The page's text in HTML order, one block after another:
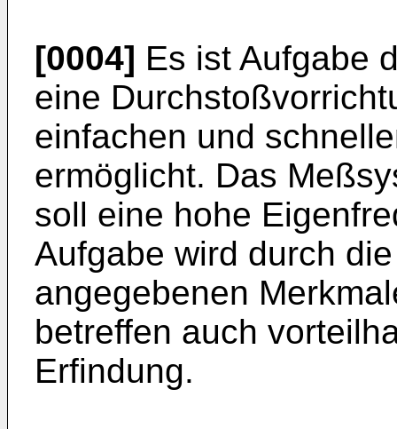
[0004] Es ist Aufgabe
eine
einfachen und
ermöglicht. Das
soll eine hohe
Aufgabe wird durch
angegebenen
betreffen auch
Erfindung.